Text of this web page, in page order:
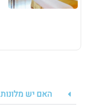
האם יש מלונות 4 כוכבים בבנגקוק בכל רחבי העיר?